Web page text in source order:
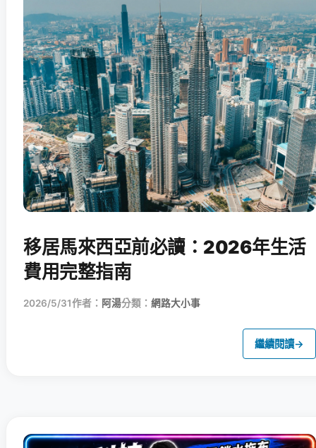
移居馬來西亞前必讀：2026年生活
費用完整指南
2026/5/31作者： 阿湯分類： 網路大小事
繼續閱讀→